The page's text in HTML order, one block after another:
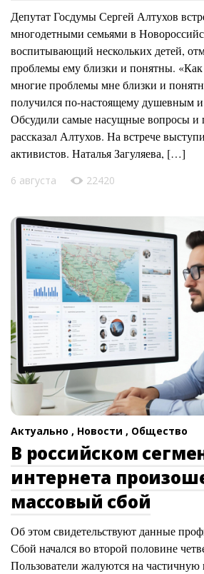
Депутат Госдумы Сергей Алтухов
многодетными семьями в
воспитывающий нескольких детей,
проблемы ему близки и понятны.
многие проблемы мне близки и
получился по-настоящему душевным
Обсудили самые насущные вопросы
рассказал Алтухов. На встрече
активистов. Наталья Загуляева, […]
6 августа 22420
Актуально , Новости , Общество
В российском
интернета
массовый сбой
Об этом свидетельствуют данные
Сбой начался во второй половине
Пользователи жалуются на